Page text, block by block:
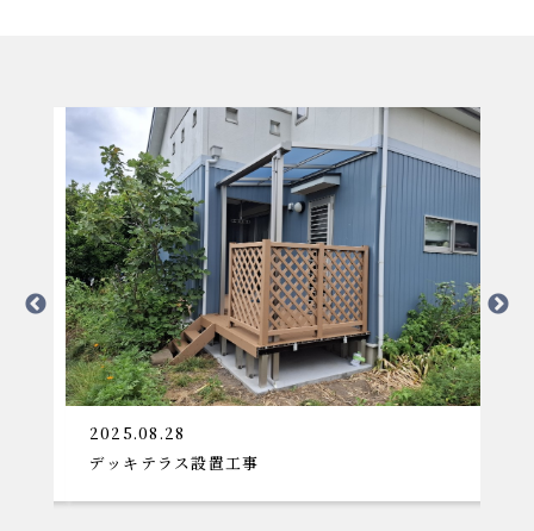
2025.08.28
デッキテラス設置工事